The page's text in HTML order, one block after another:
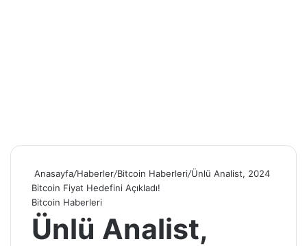
Anasayfa/Haberler/Bitcoin Haberleri/Ünlü Analist, 2024
Bitcoin Fiyat Hedefini Açıkladı!
Bitcoin Haberleri
Ünlü Analist,